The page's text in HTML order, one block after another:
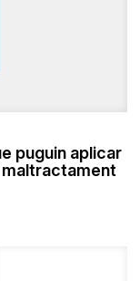
puguin aplicar